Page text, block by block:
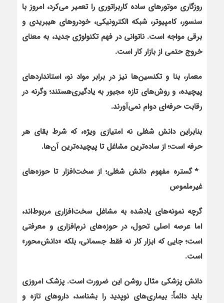
روزگاری موتورهای ساده کاربراتوری را تعمیر می‌کرد، امروز با
سنسور، کامپیوتر، شبکه الکترونیکی، خودروهای هیبریدی و
برقی مواجه است. ناتوانی در فهم تکنولوژی جدید، به معنای
خروج حتمی از بازار کار است.
معمار، بنا‌ و تکنسین‌ها نیز در برابر مواد نو، استانداردهای
پیچیده، و روش‌های تازه مجبور به یادگیری‌هستند؛ وگرنه در
رقابت حرفه‌ای دوام نمی‌آورند.
بنابراین دانش شغلی نه امتیازی ویژه، که شرط بقای هر
حرفه است؛ از ساده‌ترین مشاغل تا پیچیده‌ترین آن‌ها.
* گستره مفهوم دانش شغلی؛ از سخت‌افزار تا حوزه‌های
غیرملموس
گرچه نمونه‌های یادشده به مشاغل سخت‌افزاری مربوط‌اند،
اما عرصه اصلی تحول، در حوزه‌های نرم‌افزاری و معرفتی
است؛ جایی که ابزار کار نه فقط‌ جسمانی، بلکه «دانش‌محور»
است.
دانش پزشکی مثال روشن این ضرورت است. پزشک امروزی
باید دائماً: بیماری‌های نوپدید را بشناسد، داروهای تازه و